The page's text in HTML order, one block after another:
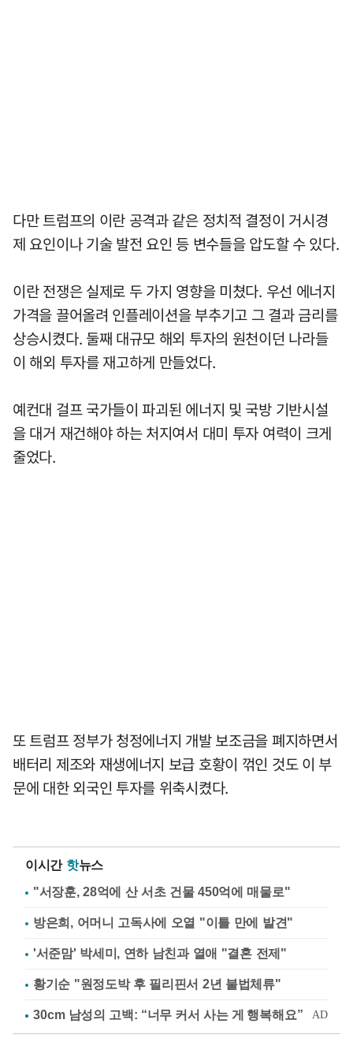
다만 트럼프의 이란 공격과 같은 정치적 결정이 거시경
제 요인이나 기술 발전 요인 등 변수들을 압도할 수 있다.
이란 전쟁은 실제로 두 가지 영향을 미쳤다. 우선 에너지
가격을 끌어올려 인플레이션을 부추기고 그 결과 금리를
상승시켰다. 둘째 대규모 해외 투자의 원천이던 나라들
이 해외 투자를 재고하게 만들었다.
예컨대 걸프 국가들이 파괴된 에너지 및 국방 기반시설
을 대거 재건해야 하는 처지여서 대미 투자 여력이 크게
줄었다.
또 트럼프 정부가 청정에너지 개발 보조금을 폐지하면서
배터리 제조와 재생에너지 보급 호황이 꺾인 것도 이 부
문에 대한 외국인 투자를 위축시켰다.
이시간 핫뉴스
"서장훈, 28억에 산 서초 건물 450억에 매물로"
방은희, 어머니 고독사에 오열 "이틀 만에 발견"
'서준맘' 박세미, 연하 남친과 열애 "결혼 전제"
황기순 "원정도박 후 필리핀서 2년 불법체류"